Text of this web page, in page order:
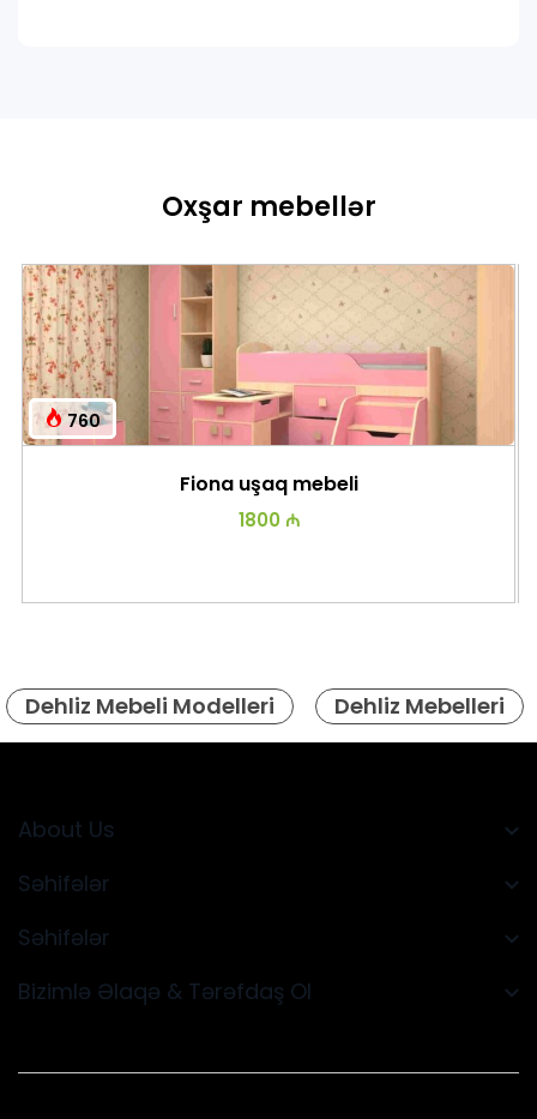
Oxşar mebellər
760
Fiona uşaq mebeli
1800 ₼
Dehliz Mebeli Modelleri Dehliz Mebelleri
About Us
Səhifələr
Səhifələr
Bizimlə Əlaqə & Tərəfdaş Ol